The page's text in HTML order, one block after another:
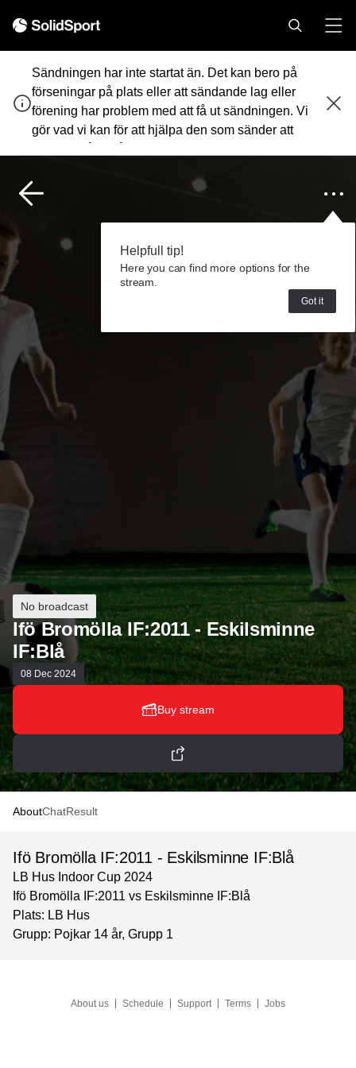
Sändningen har inte startat än. Det kan bero på
förseningar på plats eller att sändande lag eller
förening har problem med att få ut sändningen. Vi
gör vad vi kan för att hjälpa den som sänder att
Helpfull tip!
Here you can find more options for the
stream.
Got it
No broadcast
Ifö Bromölla IF:2011 - Eskilsminne
IF:Blå
08 Dec 2024
Buy stream
AboutChatResult
Ifö Bromölla IF:2011 - Eskilsminne IF:Blå
LB Hus Indoor Cup 2024
Ifö Bromölla IF:2011 vs Eskilsminne IF:Blå
Plats: LB Hus
Grupp: Pojkar 14 år, Grupp 1
About us Schedule Support Terms Jobs